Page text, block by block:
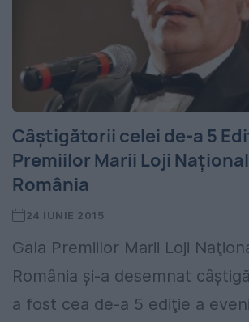
Câştigătorii celei de-a 5
Premiilor Marii Loji
România
24 IUNIE 2015
Gala Premiilor Marii Loji
România şi-a desemnat
a fost cea de-a 5 ediţie a